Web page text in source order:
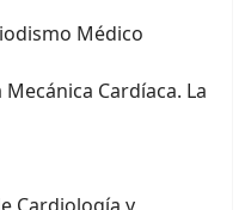
Médico
Cardíaca. La
Cardiología y